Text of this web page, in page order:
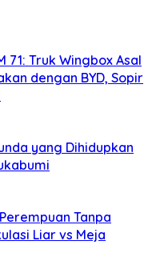
71: Truk Wingbox Asal
dengan BYD, Sopir
yang Dihidupkan
Tanpa
Liar vs Meja